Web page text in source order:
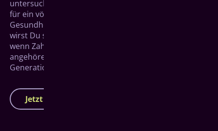
unter­suchungen und Professioneller Zahn­reinigung
für ein völlig neues Gefühl von Frische und
Gesundheit. Mit gerade einmal zwei Besuchen im Jahr
wirst Du sofort einen Unter­schied sehen und spüren,
wenn Zahnstein und Verfär­bungen der Vergangenheit
angehören. Das ist Zahn­gesundheit einer neuen
Generation.
Jetzt Termin vereinbaren